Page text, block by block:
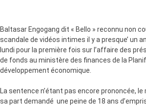
Baltasar Engogang dit « Bello » reconnu non
scandale de vidéos intimes il y a presque’ un
lundi pour la première fois sur l’affaire des
de fonds au ministère des finances de la
développement économique.
La sentence n’étant pas encore prononcée,
sa part demandé une peine de 18 ans